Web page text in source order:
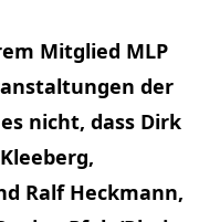
Mitglied MLP
der
nicht, dass Dirk
Ralf Heckmann,